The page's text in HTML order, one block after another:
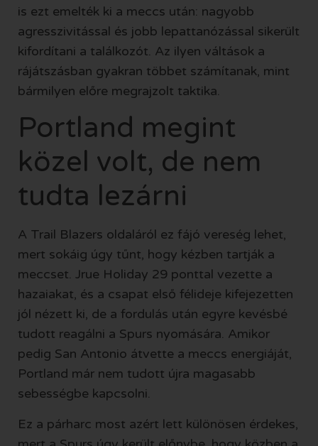
is ezt emelték ki a meccs után: nagyobb
agresszivitással és jobb lepattanózással sikerült
kifordítani a találkozót. Az ilyen váltások a
rájátszásban gyakran többet számítanak, mint
bármilyen előre megrajzolt taktika.
Portland megint
közel volt, de nem
tudta lezárni
A Trail Blazers oldaláról ez fájó vereség lehet,
mert sokáig úgy tűnt, hogy kézben tartják a
meccset. Jrue Holiday 29 ponttal vezette a
hazaiakat, és a csapat első félideje kifejezetten
jól nézett ki, de a fordulás után egyre kevésbé
tudott reagálni a Spurs nyomására. Amikor
pedig San Antonio átvette a meccs energiáját,
Portland már nem tudott újra magasabb
sebességbe kapcsolni.
Ez a párharc most azért lett különösen érdekes,